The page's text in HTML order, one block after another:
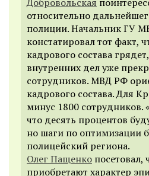
относительно
полиции. Начальник ГУ
констатировал тот факт,
кадрового состава
внутренних дел уже
сотрудников. МВД РФ
кадрового состава. Для
минус 1800 сотрудников.
что десять процентов
но шаги по оптимизации
полицейский региона.
Олег Пащенко посетовал,
приобретают характер